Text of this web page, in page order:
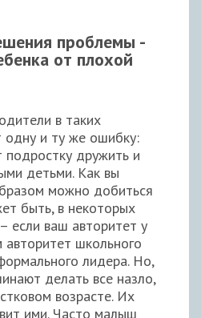
проблемы -
от плохой
в таких
одну и ту же ошибку:
дружить и
детьми. Как вы
можно добиться
быть, в некоторых
если ваш авторитет у
школьного
лидера. Но,
делать все назло,
возрасте. Их
ими. Часто малыш